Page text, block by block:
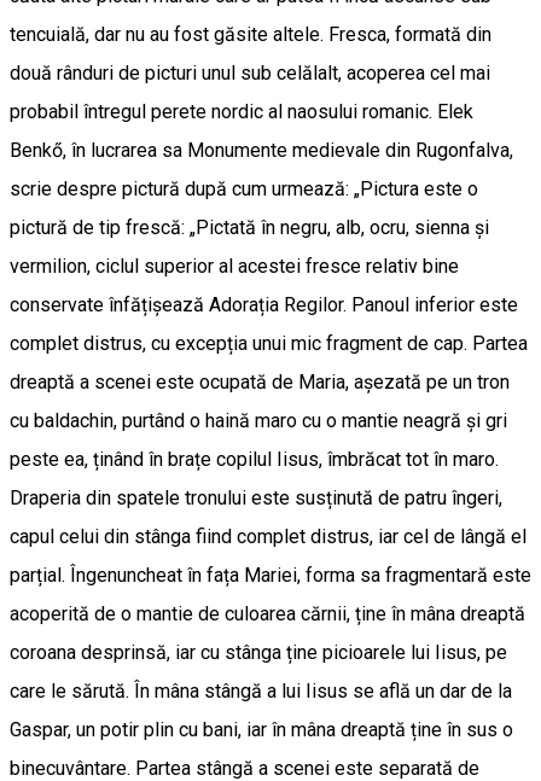
tencuială, dar nu au fost găsite altele. Fresca, formată din
două rânduri de picturi unul sub celălalt, acoperea cel mai
probabil întregul perete nordic al naosului romanic. Elek
Benkő, în lucrarea sa Monumente medievale din Rugonfalva,
scrie despre pictură după cum urmează: „Pictura este o
pictură de tip frescă: „Pictată în negru, alb, ocru, sienna și
vermilion, ciclul superior al acestei fresce relativ bine
conservate înfățișează Adorația Regilor. Panoul inferior este
complet distrus, cu excepția unui mic fragment de cap. Partea
dreaptă a scenei este ocupată de Maria, așezată pe un tron
cu baldachin, purtând o haină maro cu o mantie neagră și gri
peste ea, ținând în brațe copilul Iisus, îmbrăcat tot în maro.
Draperia din spatele tronului este susținută de patru îngeri,
capul celui din stânga fiind complet distrus, iar cel de lângă el
parțial. Îngenuncheat în fața Mariei, forma sa fragmentară este
acoperită de o mantie de culoarea cărnii, ține în mâna dreaptă
coroana desprinsă, iar cu stânga ține picioarele lui Iisus, pe
care le sărută. În mâna stângă a lui Iisus se află un dar de la
Gaspar, un potir plin cu bani, iar în mâna dreaptă ține în sus o
binecuvântare. Partea stângă a scenei este separată de